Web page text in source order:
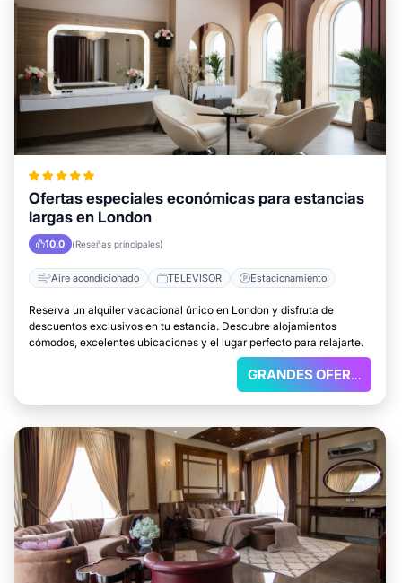
Ofertas especiales económicas para estancias
largas en London
10.0 (Reseñas principales)
Aire acondicionado TELEVISOR Estacionamiento
Reserva un alquiler vacacional único en London y disfruta de
descuentos exclusivos en tu estancia. Descubre alojamientos
cómodos, excelentes ubicaciones y el lugar perfecto para relajarte.
GRANDES OFERTAS